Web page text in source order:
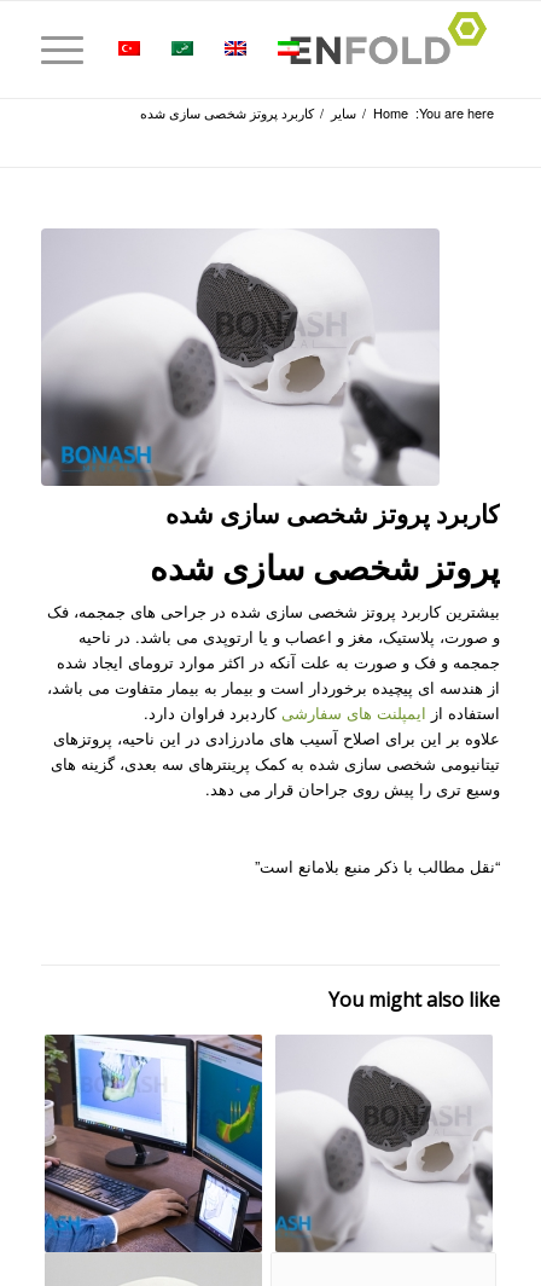
You are here:
Home
/ سایر / کاربرد پروتز شخصی سازی شده
کاربرد پروتز شخصی سازی شده
پروتز شخصی سازی شده
بیشترین کاربرد پروتز شخصی سازی شده در جراحی های جمجمه، فک
و صورت، پلاستیک، مغز و اعصاب و یا ارتوپدی می باشد. در ناحیه
جمجمه و فک و صورت به علت آنکه در اکثر موارد ترومای ایجاد شده
از هندسه ای پیچیده برخوردار است و بیمار به بیمار متفاوت می باشد،
استفاده از ایمپلنت های سفارشیکاردبرد فراوان دارد.
علاوه بر این برای اصلاح آسیب های مادرزادی در این ناحیه، پروتزهای
تیتانیومی شخصی سازی شده به کمک پرینترهای سه بعدی، گزینه های
وسیع تری را پیش روی جراحان قرار می دهد.
“نقل مطالب با ذکر منبع بلامانع است”
You might also like